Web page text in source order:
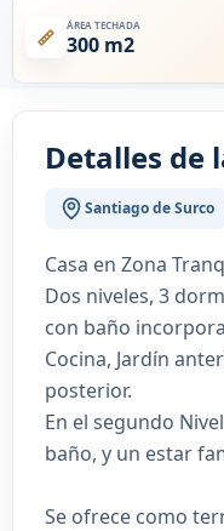
ÁREA TECHADA
300 m2
Detalles de
Santiago de Surco
Casa en Zona
Dos niveles, 3
con baño
Cocina, Jardín
posterior.
En el segundo
baño, y un estar
Se ofrece como